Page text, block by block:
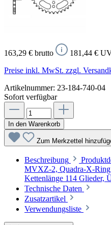
163,29 € brutto
181,44 €
Preise inkl. MwSt. zzgl.
Artikelnummer: 23-184-740-04
Sofort verfügbar
In den Warenkorb
Zum Merkzettel
Beschreibung
MVXZ-2, Quadra-X-Ring
Kettenlänge 114 Glieder,
Technische Daten
Zusatzartikel
Verwendungsliste